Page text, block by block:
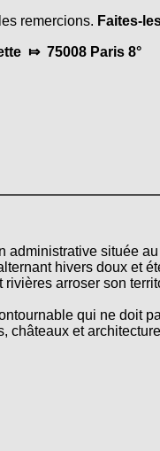
remercions. Faites-
⤇ 75008 Paris 8°
administrative située
hivers doux et
arroser son
qui ne doit
châteaux et